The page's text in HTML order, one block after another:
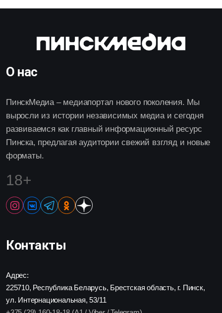
О нас
ПинскМедиа – медиапортал нового поколения. Мы
выросли из истории независимых медиа и сегодня
развиваемся как главный информационный ресурс
Пинска, предлагая аудитории свежий взгляд и новые
форматы.
18+
Контакты
Адрес:
225710, Республика Беларусь, Брестская область, г. Пинск,
ул. Интернациональная, 53/11